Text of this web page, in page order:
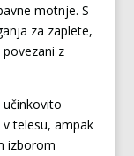
motnje. S
za zaplete,
z
telesu, ampak
izborom